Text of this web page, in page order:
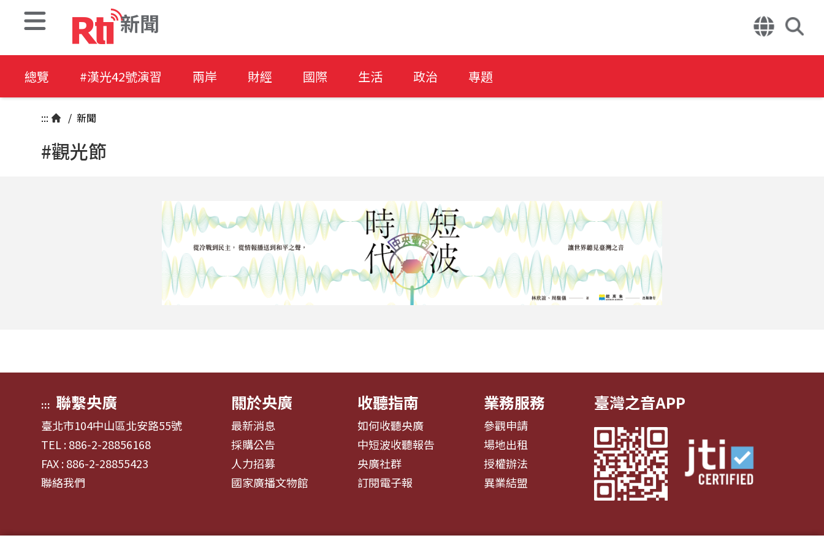
新聞
總覽 #漢光42號演習 兩岸 財經 國際 生活 政治 專題
::: / 新聞
#觀光節
::: 聯繫央廣
臺北市104中山區北安路55號
TEL : 886-2-28856168
FAX : 886-2-28855423
聯絡我們
關於央廣
最新消息
採購公告
人力招募
國家廣播文物館
收聽指南
如何收聽央廣
中短波收聽報告
央廣社群
訂閱電子報
業務服務
參觀申請
場地出租
授權辦法
異業結盟
臺灣之音APP